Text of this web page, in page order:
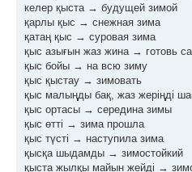
келер қыста → будущей зимой
қарлы қыс → снежная зима
қатаң қыс → суровая зима
қыс азығын жаз жина → готовь
қыс бойы → на всю зиму
қыс қыстау → зимовать
қыс малыңды бақ, жаз жеріңді
қыс ортасы → середина зимы
қыс өтті → зима прошла
қыс түсті → наступила зима
қысқа шыдамды → зимостойкий
қыста жылқы майын жейді →